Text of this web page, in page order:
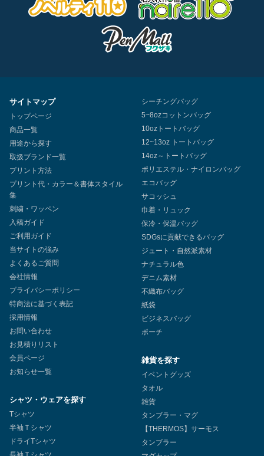
サイトマップ
トップページ
商品一覧
用途から探す
取扱ブランド一覧
プリント方法
プリント代・カラー＆書体スタイル
集
刺繍・ワッペン
入稿ガイド
ご利用ガイド
当サイトの強み
よくあるご質問
会社情報
プライバシーポリシー
特商法に基づく表記
採用情報
お問い合わせ
お見積りリスト
会員ページ
お知らせ一覧
シャツ・ウェアを探す
Tシャツ
半袖Ｔシャツ
ドライTシャツ
シーチングバッグ
5~8ozコットンバッグ
10ozトートバッグ
12~13oz トートバッグ
14oz～トートバッグ
ポリエステル・ナイロンバッグ
エコバッグ
サコッシュ
巾着・リュック
保冷・保温バッグ
SDGsに貢献できるバッグ
ジュート・自然派素材
ナチュラル色
デニム素材
不織布バッグ
紙袋
ビジネスバッグ
ポーチ
雑貨を探す
イベントグッズ
タオル
雑貨
タンブラー・マグ
【THERMOS】サーモス
タンブラー